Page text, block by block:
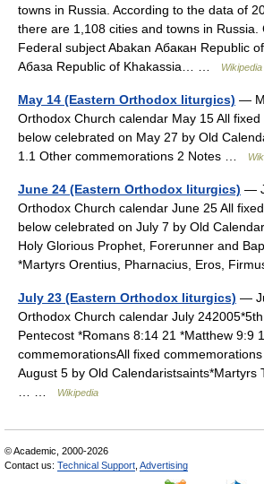
towns in Russia. According to the data of
there are 1,108 cities and towns in Russia.
Federal subject Abakan Абакан Republic
Абаза Republic of Khakassia… …
Wikipedia
May 14 (Eastern Orthodox liturgics) —
Orthodox Church calendar May 15 All
below celebrated on May 27 by Old
1.1 Other commemorations 2 Notes …
June 24 (Eastern Orthodox liturgics) —
Orthodox Church calendar June 25 All
below celebrated on July 7 by Old
Holy Glorious Prophet, Forerunner and
*Martyrs Orentius, Pharnacius, Eros,
July 23 (Eastern Orthodox liturgics) —
Orthodox Church calendar July
Pentecost *Romans 8:14 21 *Matthew 9:9
commemorationsAll fixed
August 5 by Old Calendaristsaints*Martyrs
Wikipedia
© Academic, 2000-2026
Contact us: Technical Support Advertising